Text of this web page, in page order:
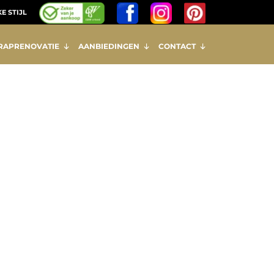
STIJL
AANBIEDINGEN CONTACT